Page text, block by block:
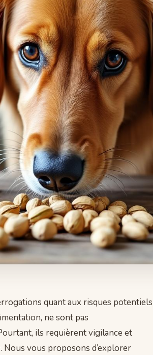
quant aux risques potentiels
ne sont pas
ils requièrent vigilance et
vous proposons d’explorer